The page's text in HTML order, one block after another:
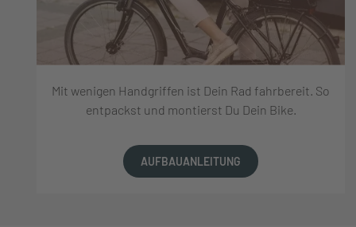
Mit wenigen Handgriffen ist Dein Rad fahrbereit. So
entpackst und montierst Du Dein Bike.
AUFBAUANLEITUNG